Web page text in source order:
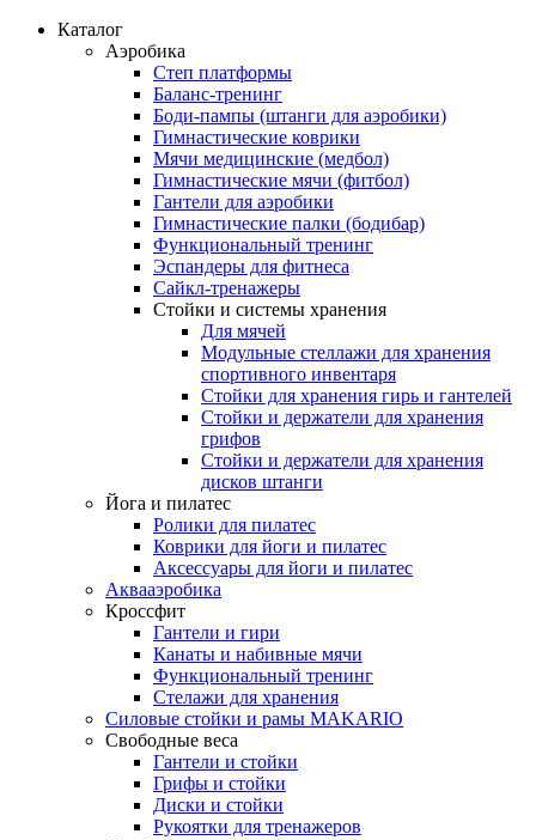
Каталог
Аэробика
Степ платформы
Баланс-тренинг
Боди-пампы (штанги для аэробики)
Гимнастические коврики
Мячи медицинские (медбол)
Гимнастические мячи (фитбол)
Гантели для аэробики
Гимнастические палки (бодибар)
Функциональный тренинг
Эспандеры для фитнеса
Сайкл-тренажеры
Стойки и системы хранения
Для мячей
Модульные стеллажи для хранения
спортивного инвентаря
Стойки для хранения гирь и гантелей
Стойки и держатели для хранения
грифов
Стойки и держатели для хранения
дисков штанги
Йога и пилатес
Ролики для пилатес
Коврики для йоги и пилатес
Аксессуары для йоги и пилатес
Аквааэробика
Кроссфит
Гантели и гири
Канаты и набивные мячи
Функциональный тренинг
Стелажи для хранения
Силовые стойки и рамы MAKARIO
Свободные веса
Гантели и стойки
Грифы и стойки
Диски и стойки
Рукоятки для тренажеров